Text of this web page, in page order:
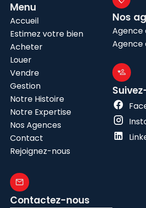
Menu
Accueil
Estimez votre bien
Acheter
Louer
Vendre
Gestion
Notre Histoire
Notre Expertise
Nos Agences
Contact
Rejoignez-nous
Nos
Agence
Agence
Contactez-nous